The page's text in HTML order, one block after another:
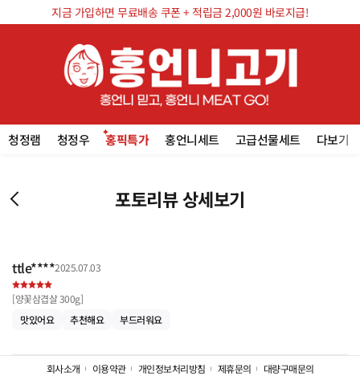
지금 가입하면 무료배송 쿠폰 + 적립금 2,000원 바로지급!
청정램 청정우 홍픽특가 홍언니세트 고급선물세트 다보기
포토리뷰 상세보기
ttle****2025.07.03
[양꽃삼겹살 300g]
맛있어요
추천해요 부드러워요
회사소개 이용약관 개인정보처리방침 제휴문의 대량구매문의